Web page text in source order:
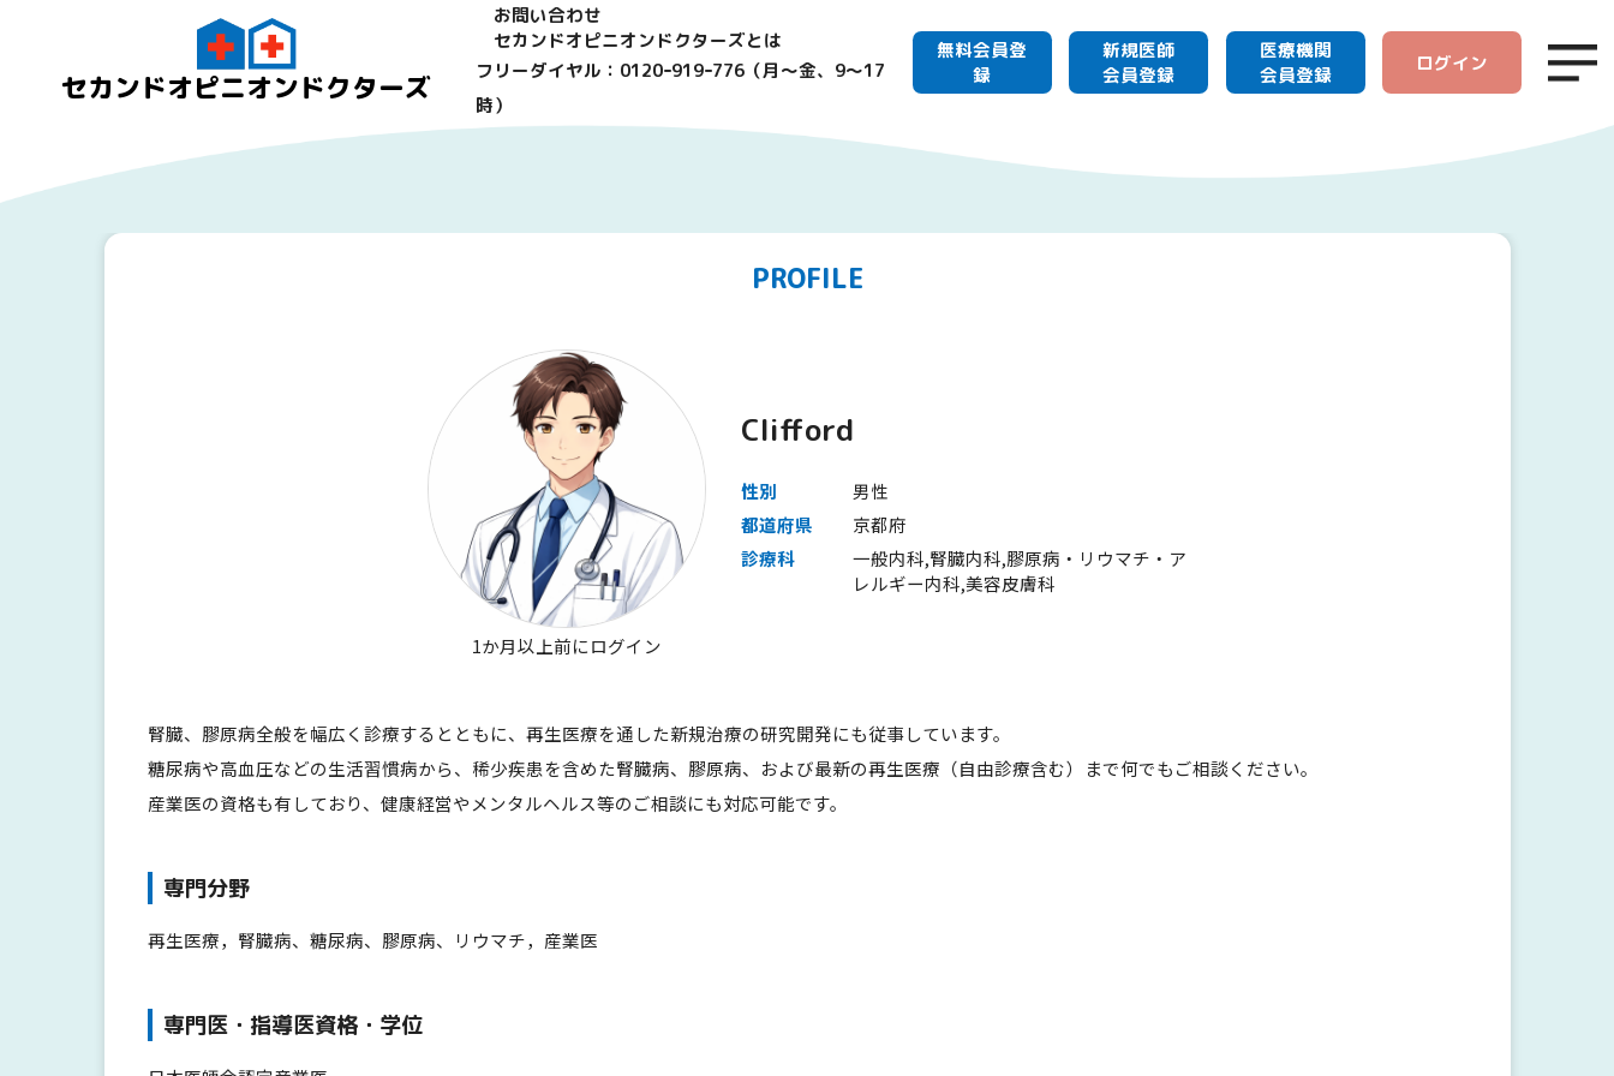
セカンドオピニオンドクターズ
お問い合わせ
セカンドオピニオンドクターズとは
フリーダイヤル：0120ｰ919ｰ776（月～金、9～17
時）
無料会員登
録
新規医師
会員登録
医療機関
会員登録
ログイン
PROFILE
1か月以上前にログイン
Clifford
性別
男性
都道府県
京都府
診療科
一般内科,腎臓内科,膠原病・リウマチ・ア
レルギー内科,美容皮膚科
腎臓、膠原病全般を幅広く診療するとともに、再生医療を通した新規治療の研究開発にも従事しています。
糖尿病や高血圧などの生活習慣病から、稀少疾患を含めた腎臓病、膠原病、および最新の再生医療（自由診療含む）まで何でもご相談ください。
産業医の資格も有しており、健康経営やメンタルヘルス等のご相談にも対応可能です。
専門分野
再生医療，腎臓病、糖尿病、膠原病、リウマチ，産業医
専門医・指導医資格・学位